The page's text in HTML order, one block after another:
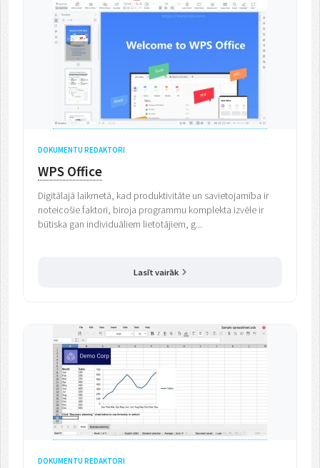
DOKUMENTU REDAKTORI
WPS Office
Digitālajā laikmetā, kad produktivitāte un savietojamība ir
noteicošie faktori, biroja programmu komplekta izvēle ir
būtiska gan individuāliem lietotājiem, g...
Lasīt vairāk
DOKUMENTU REDAKTORI